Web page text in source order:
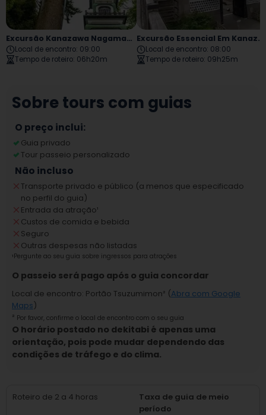
Excursão Kanazawa Nagamachi Nishi Chaya
Local de encontro: 09:00
Tempo de roteiro: 06h20m
Excursão Essencial Em Kanazawa
Local de encontro: 08:00
Tempo de roteiro: 09h25m
Sobre tours com guias
O preço inclui:
Guia privado
Tour passeio personalizado
Não incluso
Transporte privado e público (a menos que especificado
no perfil do guia)
Entrada da atração¹
Custos de comida e bebida
Seguro
Outras despesas não listadas
¹Pergunte ao seu guia sobre ingressos para atrações
O passeio será pago após o guia concordar
Local de encontro: Portão Tsuzumimon² (Abra com Google
Maps)
² Por favor, confirme o local de encontro com o seu guia
O horário postado no dekitabi é apenas uma
orientação, pois pode mudar dependendo das
condições de tráfego e do clima.
Roteiro de 2 a 4 horas
Taxa de guia de meio
período